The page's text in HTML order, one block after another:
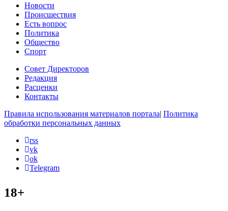
Новости
Происшествия
Есть вопрос
Политика
Общество
Спорт
Совет Директоров
Редакция
Расценки
Контакты
Правила использования материалов портала| Политика
обработки персональных данных
rss
vk
ok
Telegram
18+